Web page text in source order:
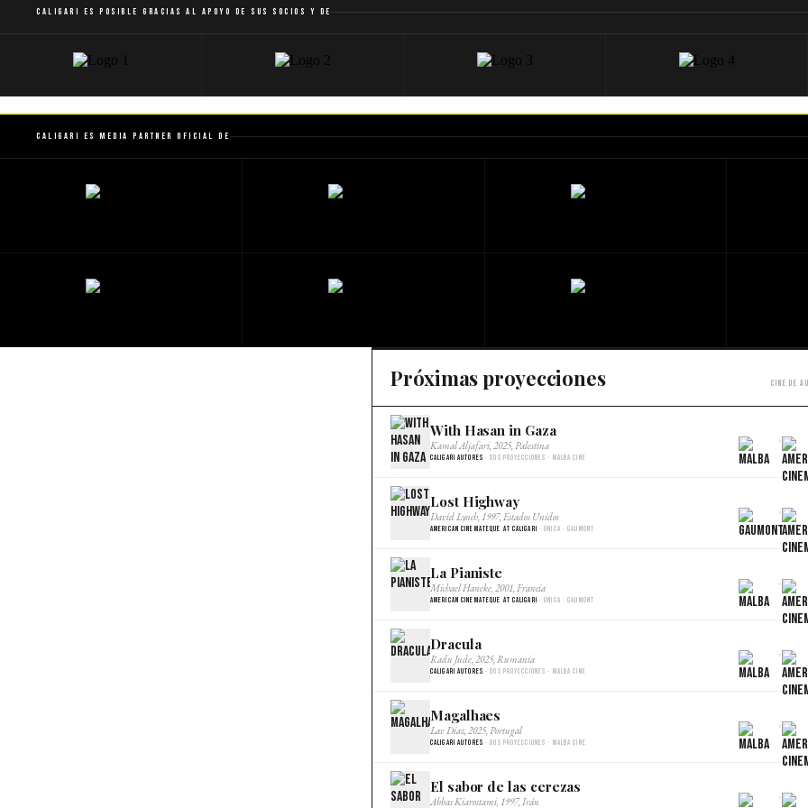
Caligari es posible gracias al apoyo de sus socios y de
Caligari es Media Partner Oficial de
Próximas proyecciones Cine de
With Hasan in Gaza
Kamal Aljafari, 2025, Palestina
Caligari Autores · Dos proyecciones · Malba Cine
×
Lost Highway
David Lynch, 1997, Estados Unidos
American Cinemateque at Caligari · Única · Gaumont
×
La Pianiste
Michael Haneke, 2001, Francia
American Cinemateque at Caligari · Única · Gaumont
×
Dracula
Radu Jude, 2025, Rumania
Caligari Autores · Dos proyecciones · Malba Cine
×
Magalhaes
Lav Diaz, 2025, Portugal
Caligari Autores · Dos proyecciones · Malba Cine
×
El sabor de las cerezas
Abbas Kiarostami, 1997, Irán ×